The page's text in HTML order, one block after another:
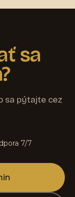
sa
sa pýtajte cez
7/7